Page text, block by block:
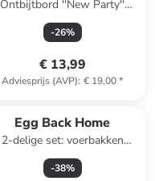
Ontbijtbord ''New Party''
groen - Ø 22 cm
-26%
€ 13,99
Adviesprijs (AVP): € 19,00*
Egg Back Home
2-delige set: voerbakken
''New Party'' lichtblauw - Ø
16,5 cm
-38%